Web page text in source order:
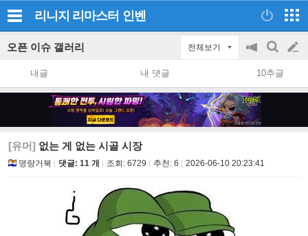
리니지 리마스터 인벤
오픈 이슈 갤러리 전체보기
공
지
on/off
검
색
글
쓰
내글 내 댓글 10추글
[유머] 없는 게 없는 시골 시장
명량거북 댓글: 11 개 조회: 6729 추천: 6 2026-06-10 20:23:41